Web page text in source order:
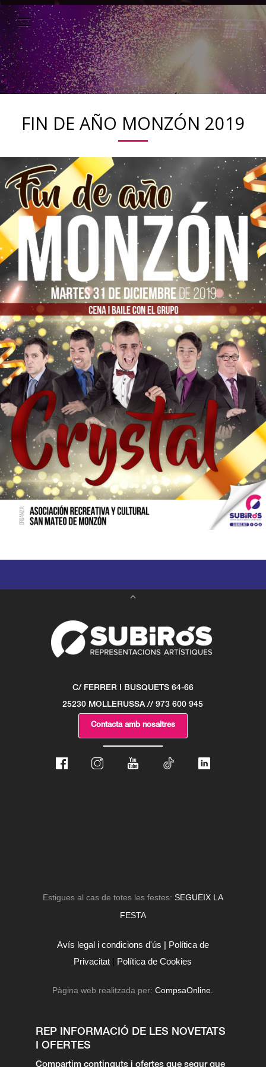
FIN DE AÑO MONZÓN 2019
C/ FERRER I BUSQUETS 64-66
25230 MOLLERUSSA // 973 600 945
Contacta amb nosaltres
Estigues al cas de totes les festes: SEGUEIX LA
FESTA
Avís legal i condicions d'ús | Política de
Privacitat | Política de Cookies
Pàgina web realitzada per:CompsaOnline.
REP INFORMACIÓ DE LES NOVETATS
I OFERTES
Compartim continguts i ofertes que segur que